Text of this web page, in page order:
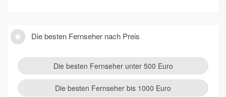
Die besten Fernseher nach Preis
Die besten Fernseher unter 500 Euro
Die besten Fernseher bis 1000 Euro